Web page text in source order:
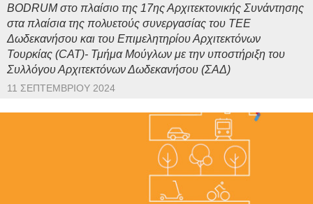
BODRUM στο πλαίσιο της 17ης Αρχιτεκτονικής Συνάντησης
στα πλαίσια της πολυετούς συνεργασίας του ΤΕΕ
Δωδεκανήσου και του Επιμελητηρίου Αρχιτεκτόνων
Τουρκίας (CAT)- Τμήμα Μούγλων με την υποστήριξη του
Συλλόγου Αρχιτεκτόνων Δωδεκανήσου (ΣΑΔ)
11 ΣΕΠΤΕΜΒΡΊΟΥ 2024